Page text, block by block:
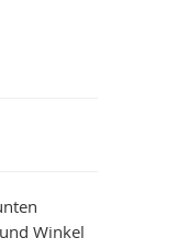
Winkel